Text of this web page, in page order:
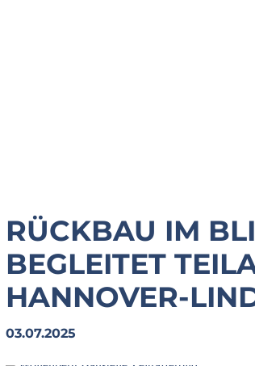
RÜCKBAU IM
BEGLEITET
HANNOVER-
03.07.2025